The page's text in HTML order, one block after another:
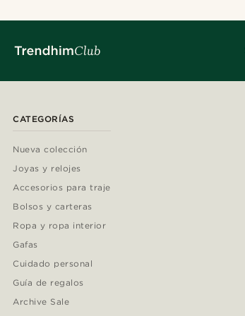
CATEGORÍAS
Nueva colección
Joyas y relojes
Accesorios para traje
Bolsos y carteras
Ropa y ropa interior
Gafas
Cuidado personal
Guía de regalos
Archive Sale